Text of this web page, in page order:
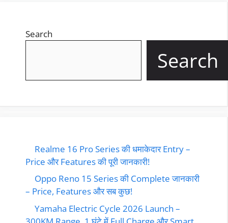
Search
Search
Realme 16 Pro Series की धमाकेदार Entry –
Price और Features की पूरी जानकारी!
Oppo Reno 15 Series की Complete जानकारी
– Price, Features और सब कुछ!
Yamaha Electric Cycle 2026 Launch –